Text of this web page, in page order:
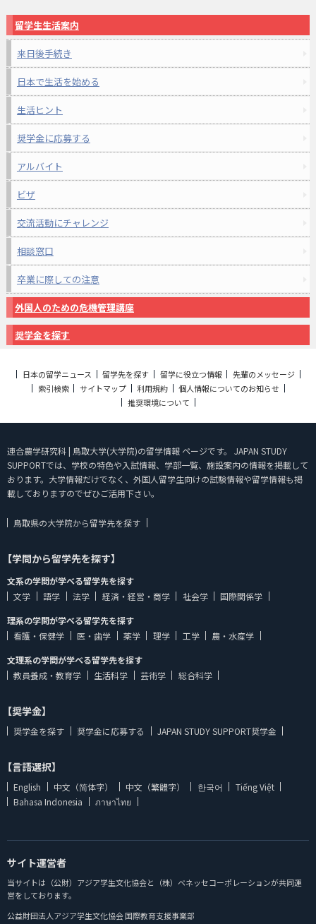
留学生生活案内
来日後手続き
日本で生活を始める
生活ヒント
奨学金に応募する
アルバイト
ビザ
交流活動にチャレンジ
相談窓口
卒業に際しての注意
外国人のための危機管理講座
奨学金を探す
日本の留学ニュース 留学先を探す 留学に役立つ情報
先輩のメッセージ
索引検索
サイトマップ 利用規約
個人情報についてのお知らせ
推奨環境について
連合農学研究科 | 鳥取大学(大学院)の留学情報 ページです。 JAPAN STUDY
SUPPORTでは、学校の特色や入試情報、学部一覧、施設案内の情報を掲載して
おります。大学情報だけでなく、外国人留学生向けの試験情報や留学情報も掲
載しておりますのでぜひご活用下さい。
鳥取県の大学院から留学先を探す
【学問から留学先を探す】
文系の学問が学べる留学先を探す
文学
語学 法学 経済・経営・商学 社会学
国際関係学
理系の学問が学べる留学先を探す
看護・保健学
医・歯学 薬学 理学 工学
農・水産学
文理系の学問が学べる留学先を探す
教員養成・教育学
生活科学 芸術学 総合科学
【奨学金】
奨学金を探す 奨学金に応募する JAPAN STUDY SUPPORT奨学金
【言語選択】
English 中文（简体字） 中文（繁體字） 한국어
Tiếng Việt
Bahasa Indonesia
ภาษาไทย
サイト運営者
当サイトは（公財）アジア学生文化協会と（株）ベネッセコーポレーションが共同運
営をしております。
公益財団法人アジア学生文化協会 国際教育支援事業部